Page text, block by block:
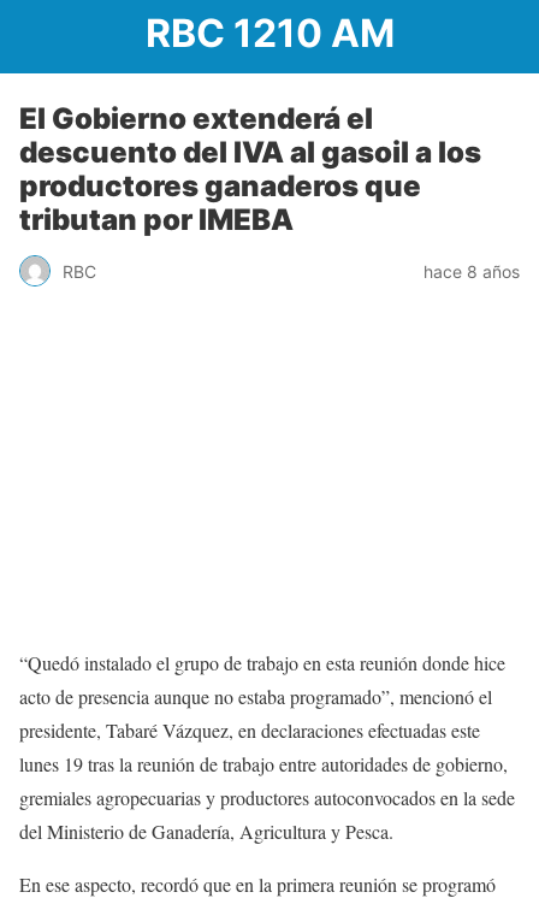
RBC 1210 AM
El Gobierno extenderá el
descuento del IVA al gasoil a los
productores ganaderos que
tributan por IMEBA
RBC hace 8 años
“Quedó instalado el grupo de trabajo en esta reunión donde hice
acto de presencia aunque no estaba programado”, mencionó el
presidente, Tabaré Vázquez, en declaraciones efectuadas este
lunes 19 tras la reunión de trabajo entre autoridades de gobierno,
gremiales agropecuarias y productores autoconvocados en la sede
del Ministerio de Ganadería, Agricultura y Pesca.
En ese aspecto, recordó que en la primera reunión se programó